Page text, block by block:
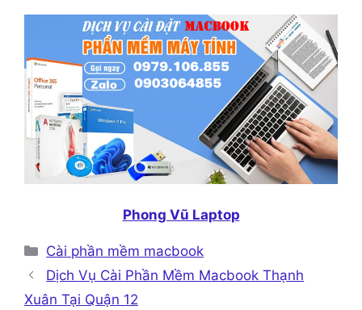
Phong Vũ Laptop
Danh
mục
Cài phần mềm macbook
Dịch Vụ Cài Phần Mềm Macbook Thạnh
Xuân Tại Quận 12